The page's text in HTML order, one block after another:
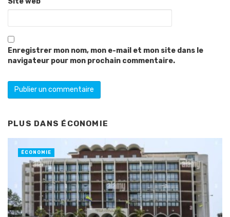
Enregistrer mon nom, mon e-mail et mon site dans le
navigateur pour mon prochain commentaire.
PLUS DANS ÉCONOMIE
ÉCONOMIE